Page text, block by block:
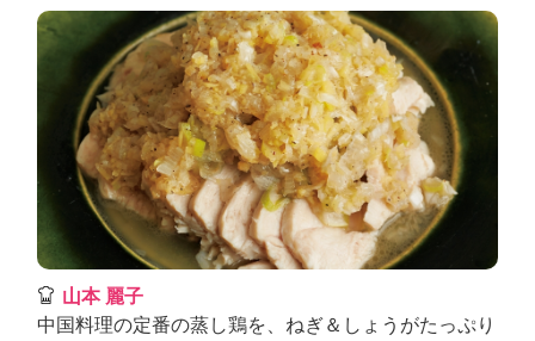
山本 麗子
中国料理の定番の蒸し鶏を、ねぎ＆しょうがたっぷり